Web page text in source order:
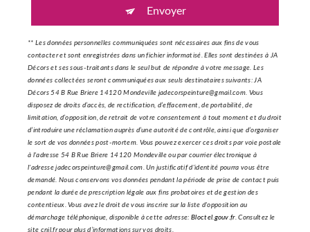
Envoyer
** Les données personnelles communiquées sont nécessaires aux fins de vous
contacter et sont enregistrées dans un fichier informatisé. Elles sont destinées à JA
Décors et ses sous-traitants dans le seul but de répondre à votre message. Les
données collectées seront communiquées aux seuls destinataires suivants: JA
Décors 54 B Rue Briere 14120 Mondeville jadecorspeinture@gmail.com. Vous
disposez de droits d’accès, de rectification, d’effacement, de portabilité, de
limitation, d’opposition, de retrait de votre consentement à tout moment et du droit
d’introduire une réclamation auprès d’une autorité de contrôle, ainsi que d’organiser
le sort de vos données post-mortem. Vous pouvez exercer ces droits par voie postale
à l'adresse 54 B Rue Briere 14120 Mondeville ou par courrier électronique à
l'adresse jadecorspeinture@gmail.com. Un justificatif d'identité pourra vous être
demandé. Nous conservons vos données pendant la période de prise de contact puis
pendant la durée de prescription légale aux fins probatoires et de gestion des
contentieux. Vous avez le droit de vous inscrire sur la liste d'opposition au
démarchage téléphonique, disponible à cette adresse: Bloctel.gouv.fr. Consultez le
site cnil.fr pour plus d’informations sur vos droits.